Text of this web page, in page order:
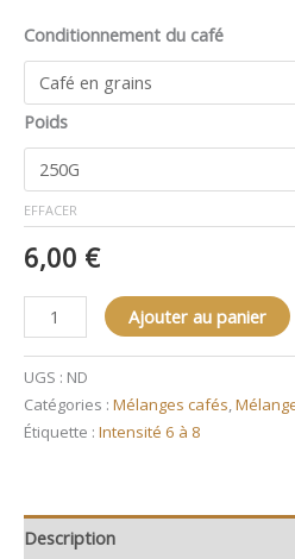
Conditionnement du café
Poids
EFFACER
6,00 €
Ajouter au panier
UGS : ND
Catégories : Mélanges cafés,
Étiquette : Intensité 6 à 8
Description